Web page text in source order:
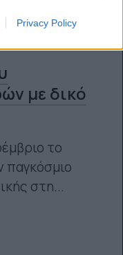
Privacy Policy
με δικό
το
παγκόσμιο
στη...